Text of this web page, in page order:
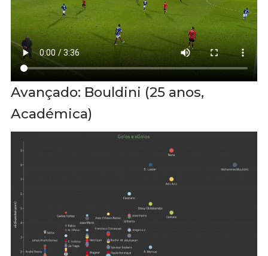
Avançado: Bouldini (25 anos,
Académica)